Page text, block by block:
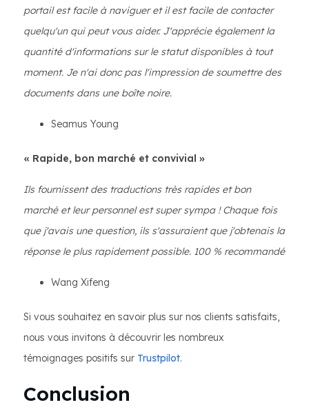
portail est facile à naviguer et il est facile de contacter
quelqu'un qui peut vous aider. J'apprécie également la
quantité d'informations sur le statut disponibles à tout
moment. Je n'ai donc pas l'impression de soumettre des
documents dans une boîte noire.
Seamus Young
« Rapide, bon marché et convivial »
Ils fournissent des traductions très rapides et bon
marché et leur personnel est super sympa ! Chaque fois
que j'avais une question, ils s'assuraient que j'obtenais la
réponse le plus rapidement possible. 100 % recommandé
Wang Xifeng
Si vous souhaitez en savoir plus sur nos clients satisfaits,
nous vous invitons à découvrir les nombreux
témoignages positifs sur Trustpilot.
Conclusion